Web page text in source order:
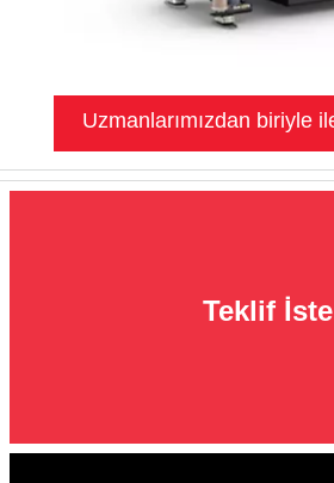
Uzmanlarımızdan biriyle
Teklif İste